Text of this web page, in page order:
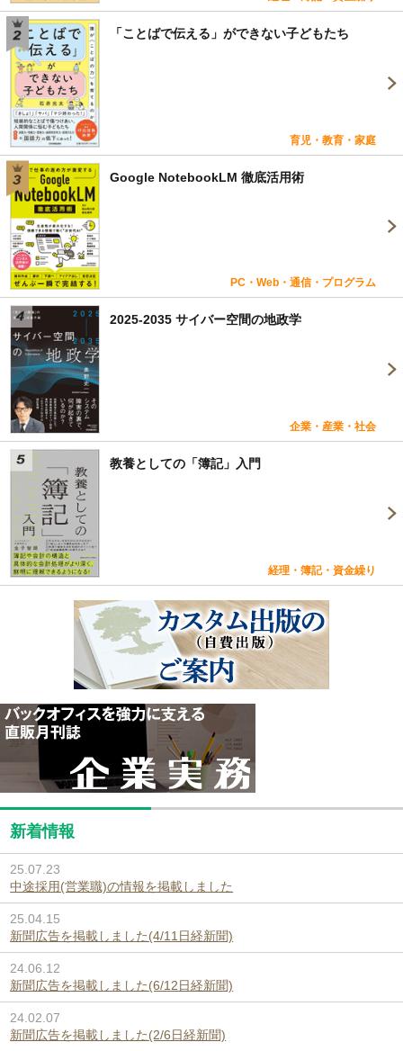
「ことばで伝える」ができない子どもたち
育児・教育・家庭
Google NotebookLM 徹底活用術
PC・Web・通信・プログラム
2025-2035 サイバー空間の地政学
企業・産業・社会
教養としての「簿記」入門
経理・簿記・資金繰り
新着情報
25.07.23
中途採用(営業職)の情報を掲載しました
25.04.15
新聞広告を掲載しました(4/11日経新聞)
24.06.12
新聞広告を掲載しました(6/12日経新聞)
24.02.07
新聞広告を掲載しました(2/6日経新聞)